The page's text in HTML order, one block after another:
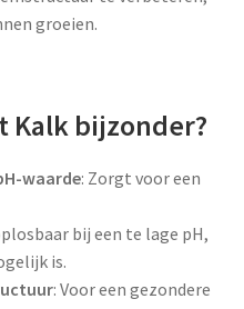
groeien.
Kalk bijzonder?
waarde: Zorgt voor een
bij een te lage pH,
is.
: Voor een gezondere